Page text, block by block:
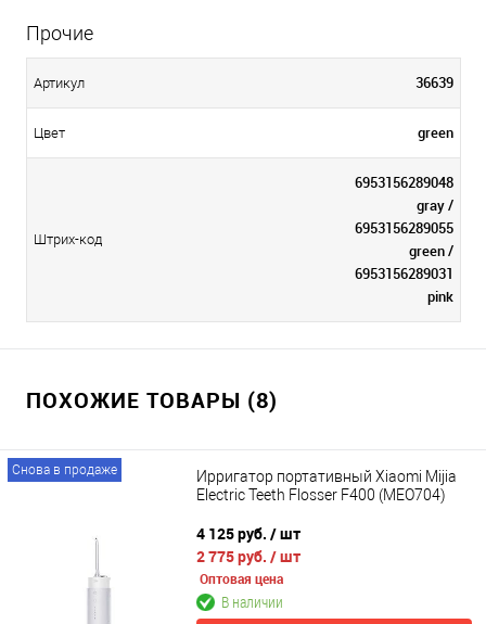
Прочие
Артикул 36639
Цвет green
Штрих-код
6953156289048
gray /
6953156289055
green /
6953156289031
pink
ПОХОЖИЕ ТОВАРЫ (8)
Снова в продаже
Ирригатор портативный Xiaomi Mijia
Electric Teeth Flosser F400 (MEO704)
4 125 руб. / шт
2 775 руб. / шт
Оптовая цена
В наличии